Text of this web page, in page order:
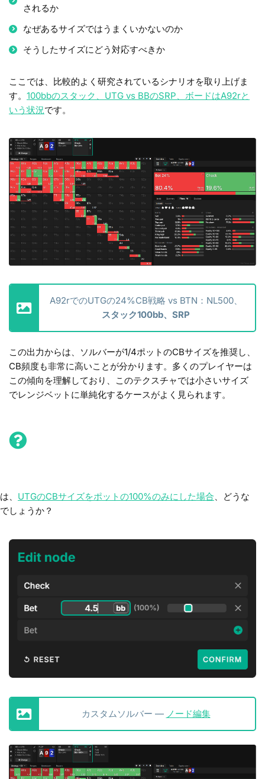
されるか
なぜあるサイズではうまくいかないのか
そうしたサイズにどう対応すべきか
ここでは、比較的よく研究されているシナリオを取り上げま
す。 100bbのスタック、UTG vs BBのSRP、ボードはA92rと
いう状況です。
A92rでのUTGの24%CB戦略 vs BTN：NL500、
スタック100bb、SRP
この出力からは、ソルバーが1/4ポットのCBサイズを推奨し、
CB頻度も非常に高いことが分かります。多くのプレイヤーは
この傾向を理解しており、このテクスチャでは小さいサイズ
でレンジベットに単純化するケースがよく見られます。
、 UTGのCBサイズをポットの100%のみにした場合 、どうな
しょうか？
カスタムソルバー — ノード編集